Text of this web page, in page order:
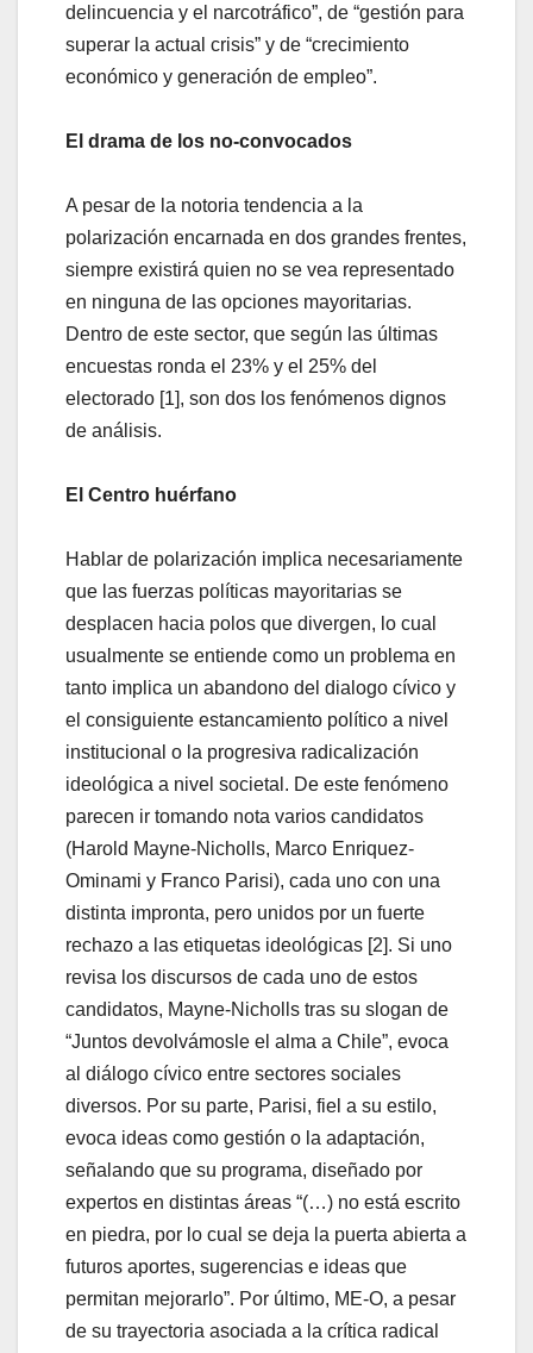
delincuencia y el narcotráfico”, de “gestión para
superar la actual crisis” y de “crecimiento
económico y generación de empleo”.
El drama de los no-convocados
A pesar de la notoria tendencia a la
polarización encarnada en dos grandes frentes,
siempre existirá quien no se vea representado
en ninguna de las opciones mayoritarias.
Dentro de este sector, que según las últimas
encuestas ronda el 23% y el 25% del
electorado [1], son dos los fenómenos dignos
de análisis.
El Centro huérfano
Hablar de polarización implica necesariamente
que las fuerzas políticas mayoritarias se
desplacen hacia polos que divergen, lo cual
usualmente se entiende como un problema en
tanto implica un abandono del dialogo cívico y
el consiguiente estancamiento político a nivel
institucional o la progresiva radicalización
ideológica a nivel societal. De este fenómeno
parecen ir tomando nota varios candidatos
(Harold Mayne-Nicholls, Marco Enriquez-
Ominami y Franco Parisi), cada uno con una
distinta impronta, pero unidos por un fuerte
rechazo a las etiquetas ideológicas [2]. Si uno
revisa los discursos de cada uno de estos
candidatos, Mayne-Nicholls tras su slogan de
“Juntos devolvámosle el alma a Chile”, evoca
al diálogo cívico entre sectores sociales
diversos. Por su parte, Parisi, fiel a su estilo,
evoca ideas como gestión o la adaptación,
señalando que su programa, diseñado por
expertos en distintas áreas “(…) no está escrito
en piedra, por lo cual se deja la puerta abierta a
futuros aportes, sugerencias e ideas que
permitan mejorarlo”. Por último, ME-O, a pesar
de su trayectoria asociada a la crítica radical